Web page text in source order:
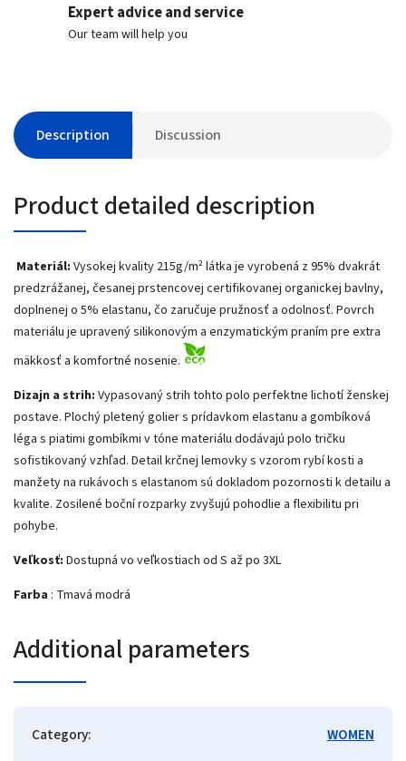
Expert advice and service
Our team will help you
Description Discussion
Product detailed description
Materiál: Vysokej kvality 215g/m² látka je vyrobená z 95% dvakrát
predzrážanej, česanej prstencovej certifikovanej organickej bavlny,
doplnenej o 5% elastanu, čo zaručuje pružnosť a odolnosť. Povrch
materiálu je upravený silikonovým a enzymatickým praním pre extra
mäkkosť a komfortné nosenie.
Dizajn a strih: Vypasovaný strih tohto polo perfektne lichotí ženskej
postave. Plochý pletený golier s prídavkom elastanu a gombíková
léga s piatimi gombíkmi v tóne materiálu dodávajú polo tričku
sofistikovaný vzhľad. Detail krčnej lemovky s vzorom rybí kosti a
manžety na rukávoch s elastanom sú dokladom pozornosti k detailu a
kvalite. Zosilené boční rozparky zvyšujú pohodlie a flexibilitu pri
pohybe.
Veľkosť: Dostupná vo veľkostiach od S až po 3XL
Farba : Tmavá modrá
Additional parameters
Category:
WOMEN